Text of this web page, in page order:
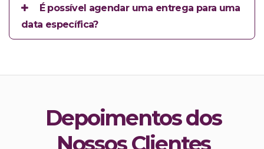
É possível agendar uma entrega para uma
data específica?
Depoimentos dos